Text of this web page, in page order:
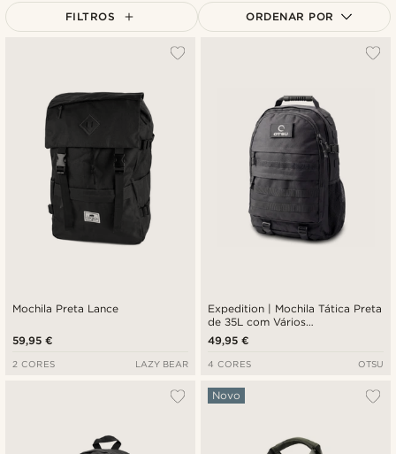
FILTROS ORDENAR POR
Preço mais baixo
Preço mais alto
Mochila Preta Lance
59,95 €
2 CORES LAZY BEAR
Expedition | Mochila Tática Preta
de 35L com Vários
Compartimentos e Painel para
Distintivos
49,95 €
4 CORES OTSU
Novo